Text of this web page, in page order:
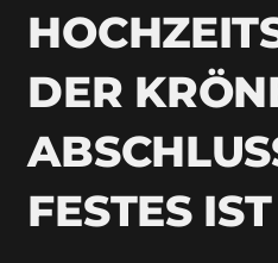
DER
FESTES IST